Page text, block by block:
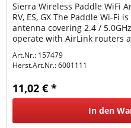
Sierra Wireless Paddle WiFi
RV, ES, GX The Paddle Wi-
antenna covering 2.4 /
operate with AirLink routers
Art.Nr.: 157479
Herst.Art.Nr.:6001111
11,02 € *
In den